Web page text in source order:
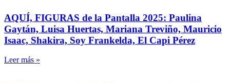
AQUÍ, FIGURAS de la Pantalla 2025: Paulina
Gaytán, Luisa Huertas, Mariana Treviño, Mauricio
Isaac, Shakira, Soy Frankelda, El Capi Pérez
Leer más »